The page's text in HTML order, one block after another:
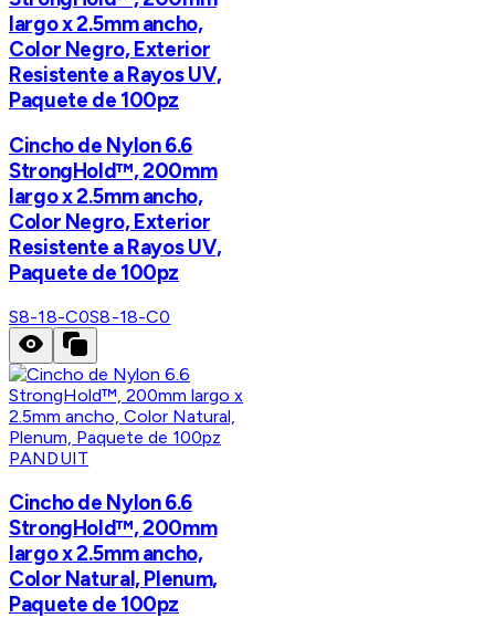
largo x 2.5mm ancho,
Color Negro, Exterior
Resistente a Rayos UV,
Paquete de 100pz
Cincho de Nylon 6.6
StrongHold™, 200mm
largo x 2.5mm ancho,
Color Negro, Exterior
Resistente a Rayos UV,
Paquete de 100pz
S8-18-C0S8-18-C0
PANDUIT
Cincho de Nylon 6.6
StrongHold™, 200mm
largo x 2.5mm ancho,
Color Natural, Plenum,
Paquete de 100pz